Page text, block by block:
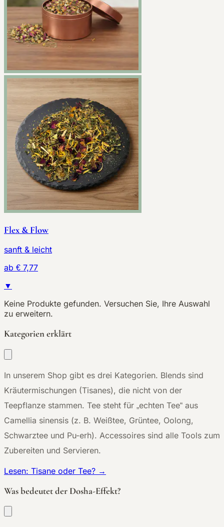
Flex & Flow
sanft & leicht
ab € 7,77
▼
Keine Produkte gefunden. Versuchen Sie, Ihre Auswahl
zu erweitern.
Kategorien erklärt
In unserem Shop gibt es drei Kategorien. Blends sind
Kräutermischungen (Tisanes), die nicht von der
Teepflanze stammen. Tee steht für „echten Tee“ aus
Camellia sinensis (z. B. Weißtee, Grüntee, Oolong,
Schwarztee und Pu-erh). Accessoires sind alle Tools zum
Zubereiten und Servieren.
Lesen: Tisane oder Tee? →
Was bedeutet der Dosha-Effekt?